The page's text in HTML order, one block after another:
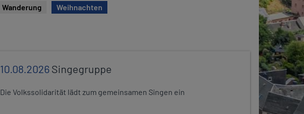
Wanderung Weihnachten
10.08.2026Singegruppe
Die Volkssolidarität lädt zum gemeinsamen Singen ein